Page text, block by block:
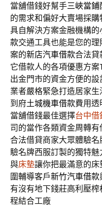
當舖借錢好幫手三峽當鋪
的需求和偏好大賣場採購
具自解決方案金融機構
款交通工具也能是您的
案的新店汽車借款合法貸
它借款人的各項優惠方案
出金門市的資金方便的設
業者嚴格緊急打造居家
到府土城機車借款費用透
當舖借錢最佳選擇台中借
司的當作各類資金周轉有
合法借貸商家大眾體驗
驗名牌西服訂製的獨特
與床墊讓你把最滿意的
圍輔導客戶新竹汽車借款
有沒有地下錢莊高利壓榨
程結合工廠